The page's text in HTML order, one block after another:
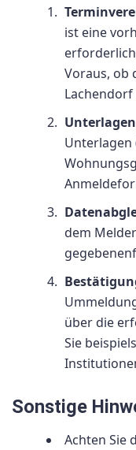
ist eine
Voraus, ob
Lachendorf
Unterlagen
dem
über die
Sie
Sonstige
Achten Sie